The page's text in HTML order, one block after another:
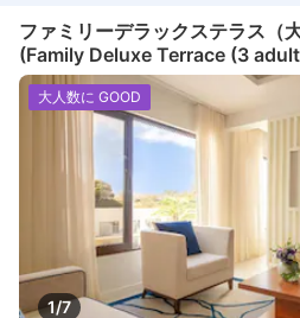
ファミリーデラックステラス（
(Family Deluxe Terrace (3
1/7
大人数に GOOD